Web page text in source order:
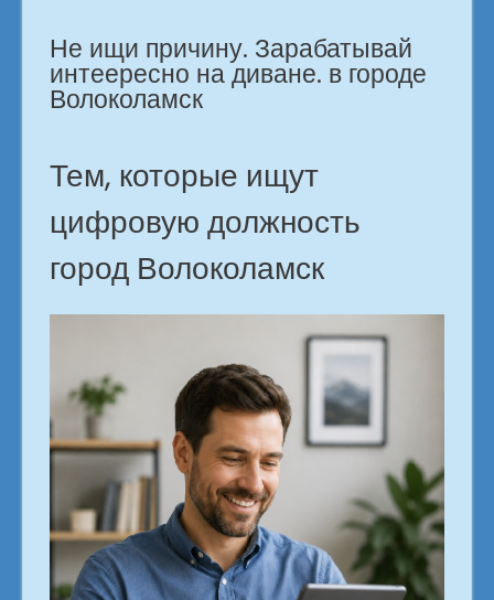
Не ищи причину. Зарабатывай
интеересно на диване. в городе
Волоколамск
Тем, которые ищут
цифровую должность
город Волоколамск